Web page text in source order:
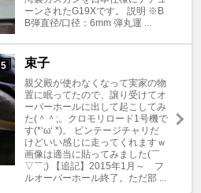
ーンされたG19Xです。 説明 ※B
B弾直径/口径：6mm 弾丸運 ...
5 束子
親父殿が使わなくなって実家の物
置に眠ってたので、譲り受けてオ
ーバーホールに出して起こしてみ
た(＾＾;。クロモリロード1号機で
す(*‘ω‘ *)。 ビンテージチャリだ
けどいい感じに走ってくれますｗ
画像は適当に貼ってみました(￣
▽￣;) 【追記】2015年1月～ フ
ルオーバーホール終了。ただ部 ...